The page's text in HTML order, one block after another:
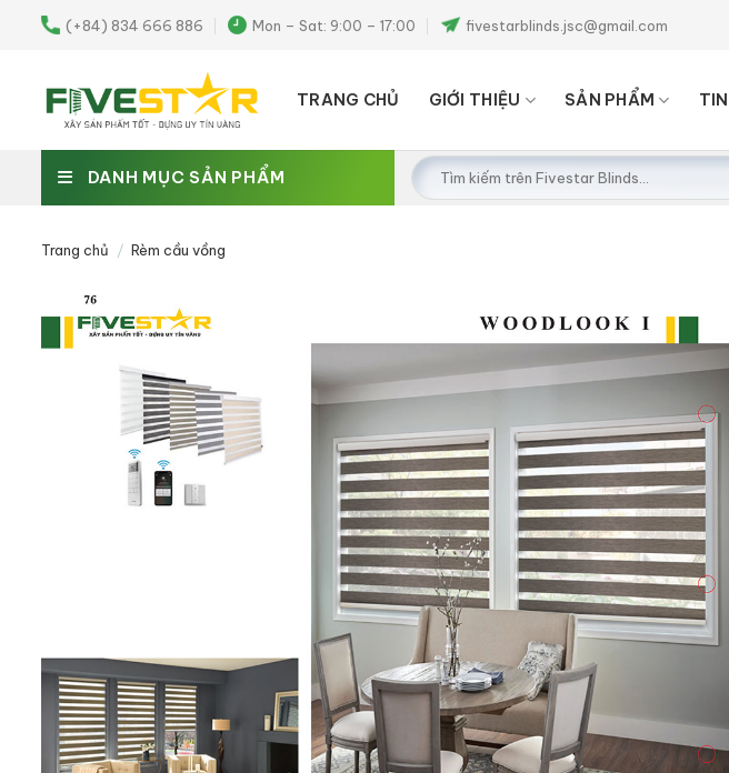
(+84) 834 666 886 Mon – Sat: 9:00 – 17:00 fivestarblinds.jsc@gmail.com
TRANG CHỦ GIỚI THIỆU SẢN PHẨM
DANH MỤC SẢN PHẨM
Tìm
kiếm:
Trang chủ / Rèm cầu vồng